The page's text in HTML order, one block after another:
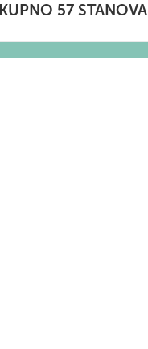
57 STANOVA